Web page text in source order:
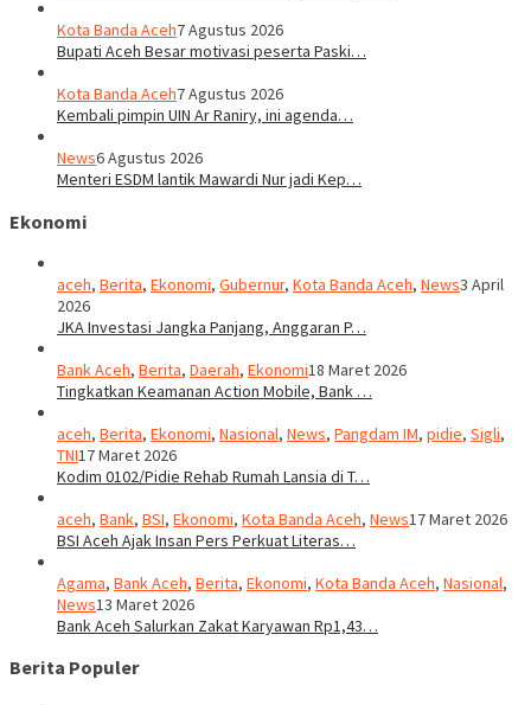
Kota Banda Aceh7 Agustus 2026
Bupati Aceh Besar motivasi peserta Paski…
Kota Banda Aceh7 Agustus 2026
Kembali pimpin UIN Ar Raniry, ini agenda…
News6 Agustus 2026
Menteri ESDM lantik Mawardi Nur jadi Kep…
Ekonomi
aceh, Berita, Ekonomi, Gubernur, Kota Banda Aceh, News3 April
2026
JKA Investasi Jangka Panjang, Anggaran P…
Bank Aceh, Berita, Daerah, Ekonomi18 Maret 2026
Tingkatkan Keamanan Action Mobile, Bank …
aceh, Berita, Ekonomi, Nasional, News, Pangdam IM, pidie, Sigli,
TNI17 Maret 2026
Kodim 0102/Pidie Rehab Rumah Lansia di T…
aceh, Bank, BSI, Ekonomi, Kota Banda Aceh, News17 Maret 2026
BSI Aceh Ajak Insan Pers Perkuat Literas…
Agama, Bank Aceh, Berita, Ekonomi, Kota Banda Aceh, Nasional,
News13 Maret 2026
Bank Aceh Salurkan Zakat Karyawan Rp1,43…
Berita Populer